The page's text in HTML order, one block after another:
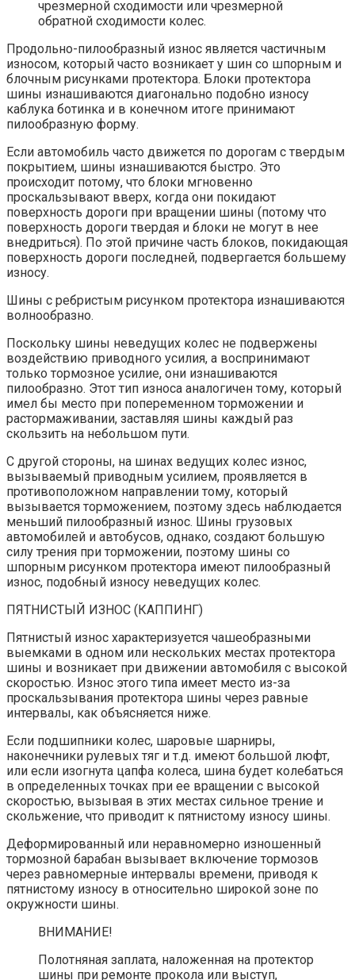
чрезмерной сходимости или чрезмерной
обратной сходимости колес.
Продольно-пилообразный износ является частичным
износом, который часто возникает у шин со шпорным и
блочным рисунками протектора. Блоки протектора
шины изнашиваются диагонально подобно износу
каблука ботинка и в конечном итоге принимают
пилообразную форму.
Если автомобиль часто движется по дорогам с твердым
покрытием, шины изнашиваются быстро. Это
происходит потому, что блоки мгновенно
проскальзывают вверх, когда они покидают
поверхность дороги при вращении шины (потому что
поверхность дороги твердая и блоки не могут в нее
внедриться). По этой причине часть блоков, покидающая
поверхность дороги последней, подвергается большему
износу.
Шины с ребристым рисунком протектора изнашиваются
волнообразно.
Поскольку шины неведущих колес не подвержены
воздействию приводного усилия, а воспринимают
только тормозное усилие, они изнашиваются
пилообразно. Этот тип износа аналогичен тому, который
имел бы место при попеременном торможении и
растормаживании, заставляя шины каждый раз
скользить на небольшом пути.
С другой стороны, на шинах ведущих колес износ,
вызываемый приводным усилием, проявляется в
противоположном направлении тому, который
вызывается торможением, поэтому здесь наблюдается
меньший пилообразный износ. Шины грузовых
автомобилей и автобусов, однако, создают большую
силу трения при торможении, поэтому шины со
шпорным рисунком протектора имеют пилообразный
износ, подобный износу неведущих колес.
ПЯТНИСТЫЙ ИЗНОС (КАППИНГ)
Пятнистый износ характеризуется чашеобразными
выемками в одном или нескольких местах протектора
шины и возникает при движении автомобиля с высокой
скоростью. Износ этого типа имеет место из-за
проскальзывания протектора шины через равные
интервалы, как объясняется ниже.
Если подшипники колес, шаровые шарниры,
наконечники рулевых тяг и т.д. имеют большой люфт,
или если изогнута цапфа колеса, шина будет колебаться
в определенных точках при ее вращении с высокой
скоростью, вызывая в этих местах сильное трение и
скольжение, что приводит к пятнистому износу шины.
Деформированный или неравномерно изношенный
тормозной барабан вызывает включение тормозов
через равномерные интервалы времени, приводя к
пятнистому износу в относительно широкой зоне по
окружности шины.
ВНИМАНИЕ!
Полотняная заплата, наложенная на протектор
шины при ремонте прокола или выступ,